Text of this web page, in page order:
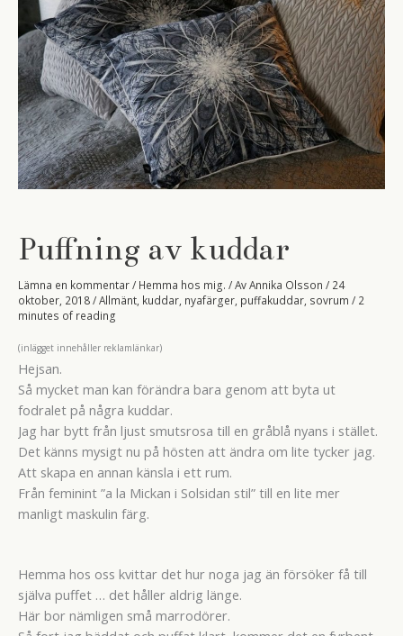
Puffning av kuddar
Lämna en kommentar/ Hemma hos mig. / AvAnnika Olsson / 24
oktober, 2018/Allmänt kuddar nyafärger puffakuddar sovrum / 2
minutes of reading
(inlägget innehåller reklamlänkar)
Hejsan.
Så mycket man kan förändra bara genom att byta ut
fodralet på några kuddar.
Jag har bytt från ljust smutsrosa till en gråblå nyans i stället.
Det känns mysigt nu på hösten att ändra om lite tycker jag.
Att skapa en annan känsla i ett rum.
Från feminint ”a la Mickan i Solsidan stil” till en lite mer
manligt maskulin färg.
Hemma hos oss kvittar det hur noga jag än försöker få till
själva puffet … det håller aldrig länge.
Här bor nämligen små marrodörer.